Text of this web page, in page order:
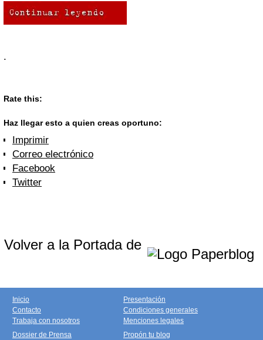
.
Rate this:
Haz llegar esto a quien creas oportuno:
Imprimir
Correo electrónico
Facebook
Twitter
Volver a la Portada de
Inicio
Contacto
Trabaja con nosotros
Presentación
Condiciones generales
Menciones legales
Dossier de Prensa
Propón tu blog